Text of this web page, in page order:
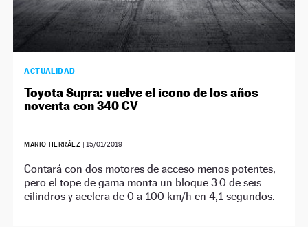
ACTUALIDAD
Toyota Supra: vuelve el icono de los años
noventa con 340 CV
MARIO HERRÁEZ | 15/01/2019
Contará con dos motores de acceso menos potentes,
pero el tope de gama monta un bloque 3.0 de seis
cilindros y acelera de 0 a 100 km/h en 4,1 segundos.